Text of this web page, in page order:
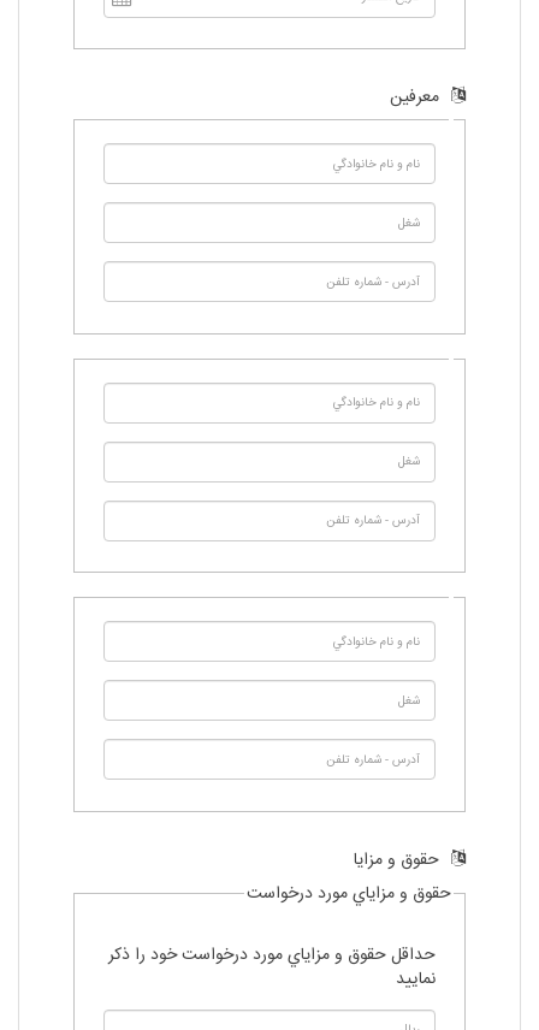
معرفين
حقوق و مزايا
حقوق و مزاياي مورد درخواست
حداقل حقوق و مزاياي مورد درخواست خود را ذكر
نماييد